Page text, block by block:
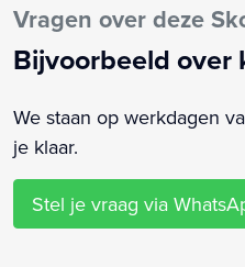
Automatische snelheids
Autonomous Emergency
Bestuurdersairbag
Binnenspiegel automatisch
Bluetooth
Bots herkenning en activatie
Vragen over deze
Bijvoorbeeld over
We staan op werkdagen
je klaar.
Stel je vraag via